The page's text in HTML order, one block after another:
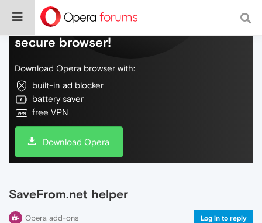
Do more on the web, with a fast and
secure browser!
Download Opera browser with:
built-in ad blocker
battery saver
free VPN
Download Opera
SaveFrom.net helper
Opera add-ons Log in to reply